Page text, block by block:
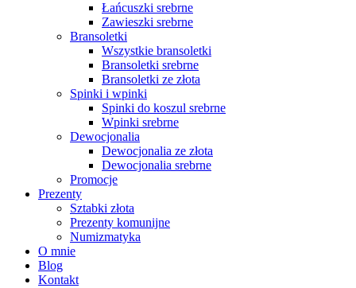
Łańcuszki srebrne
Zawieszki srebrne
Bransoletki
Wszystkie bransoletki
Bransoletki srebrne
Bransoletki ze złota
Spinki i wpinki
Spinki do koszul srebrne
Wpinki srebrne
Dewocjonalia
Dewocjonalia ze złota
Dewocjonalia srebrne
Promocje
Prezenty
Sztabki złota
Prezenty komunijne
Numizmatyka
O mnie
Blog
Kontakt